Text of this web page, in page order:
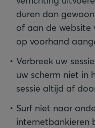
duren dan
of aan de website
op voorhand
Verbreek uw
uw scherm niet in
sessie altijd af
Surf niet naar
internetbankieren